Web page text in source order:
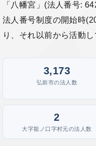
「八幡宮」(法人番号:
法人番号制度の開始時
り、それ以前から活動し
3,173
弘前市の法人数
2
大字龍ノ口字村元の法人数